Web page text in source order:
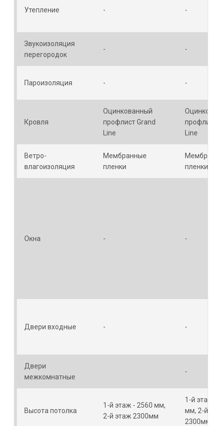
Утепление - -
Звукоизоляция
перегородок
- -
Пароизоляция - -
Кровля
Оцинкованный
профлист Grand
Line
профлист
Line
Ветро-
влагоизоляция
Мембранные
пленки
пленки
Окна - -
Двери входные - -
Двери
межкомнатные
-
Высота потолка
1-й этаж - 2560 мм,
2-й этаж 2300мм
1-й этаж -
мм, 2-й
2300мм